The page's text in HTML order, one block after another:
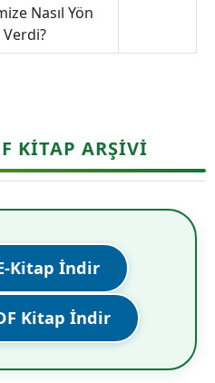
Nasıl Yön
Verdi?
KİTAP ARŞİVİ
Kitap İndir
Kitap İndir